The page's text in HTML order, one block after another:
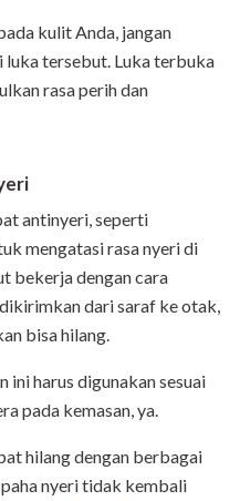
kulit Anda, jangan
luka tersebut. Luka terbuka
rasa perih dan
antinyeri, seperti
mengatasi rasa nyeri di
bekerja dengan cara
dari saraf ke otak,
bisa hilang.
harus digunakan sesuai
pada kemasan, ya.
hilang dengan berbagai
nyeri tidak kembali